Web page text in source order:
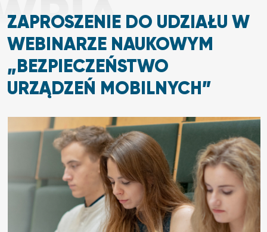
ZAPROSZENIE DO UDZIAŁU W
WEBINARZE NAUKOWYM
„BEZPIECZEŃSTWO
URZĄDZEŃ MOBILNYCH”